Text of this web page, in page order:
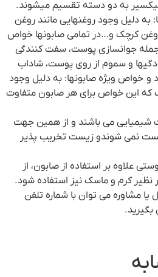
به دو دسته تقسیم می­شوند.
دلیل وجود روغنهایی مانند روغن
روغن کرچک و…در تمامی صابونها خواص
جمله جوان­سازی پوست، سفت کنندگی
و سموم از روی پوست، شاداب
خواص ویژه صابونها: به دلیل وجود
که این خواص برای هر صابون متفاوت
شیمیایی می باشند و از همین جهت
نمی شوندو زیست تخریب پذیر
علاوه بر استفاده از صابون، از
نظیر کرم و ماسک نیز استفاده شود.
مشاوره می توان با شماره تلفن